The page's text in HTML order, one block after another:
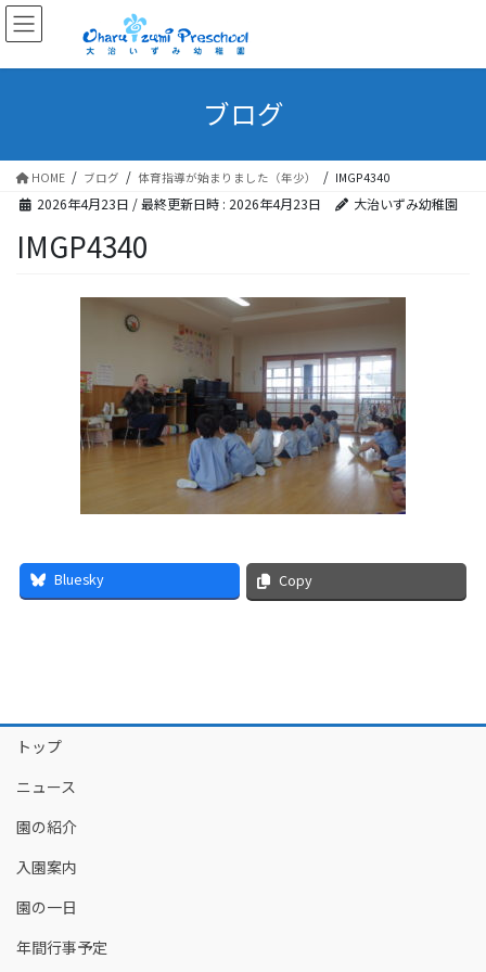
ブログ
HOME ブログ 体育指導が始まりました（年少） IMGP4340
2026年4月23日 / 最終更新日時 : 2026年4月23日 大治いずみ幼稚園
IMGP4340
Bluesky Copy
トップ
ニュース
園の紹介
入園案内
園の一日
年間行事予定